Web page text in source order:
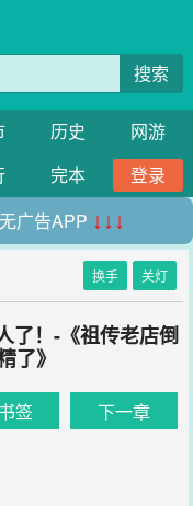
搜索
历史
网游
完本
登录
广告APP ↓↓↓
换手 关灯
了！-《祖传老店倒
了》
签 下一章